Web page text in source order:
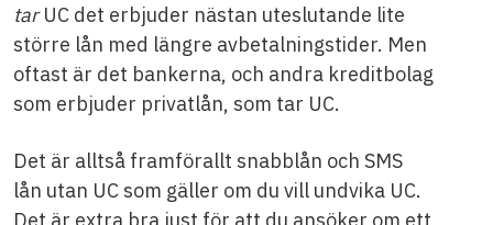
tarUC det erbjuder nästan uteslutande lite
större lån med längre avbetalningstider. Men
oftast är det bankerna, och andra kreditbolag
som erbjuder privatlån, som tar UC.
Det är alltså framförallt snabblån och SMS
lån utan UC som gäller om du vill undvika UC.